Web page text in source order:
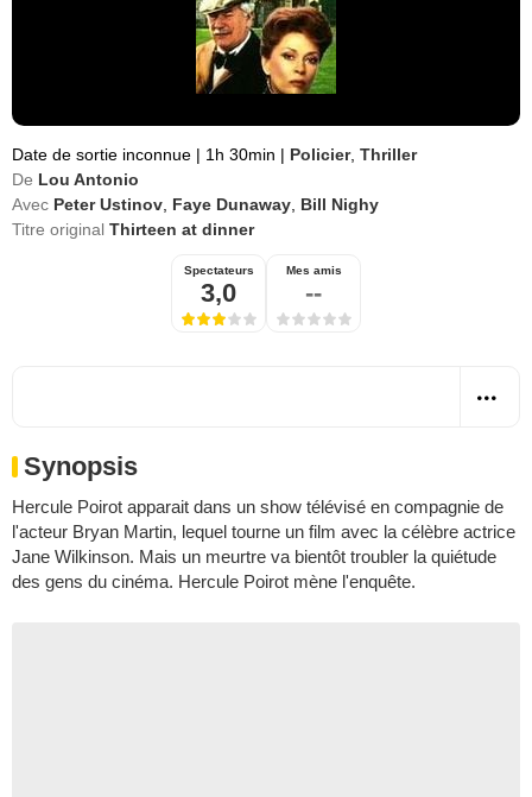
Date de sortie inconnue | 1h 30min | Policier, Thriller
De Lou Antonio
Avec Peter Ustinov Faye Dunaway Bill Nighy
Titre original Thirteen at dinner
Spectateurs
3,0
Mes amis
--
Synopsis
Hercule Poirot apparait dans un show télévisé en compagnie de
l'acteur Bryan Martin, lequel tourne un film avec la célèbre actrice
Jane Wilkinson. Mais un meurtre va bientôt troubler la quiétude
des gens du cinéma. Hercule Poirot mène l'enquête.